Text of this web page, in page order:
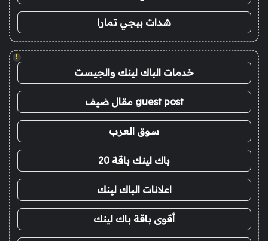
شدات ببجي تمارا
!
خدمات الباك لينك والجيست
guest post مقال ضيف
سوق العرب
باك لينك باقة 20
اعلانات الباك لينك
أقوى باقة باك لينك